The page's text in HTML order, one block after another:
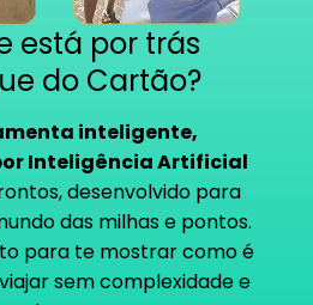
está por trás
do Cartão?
inteligente,
Inteligência Artificial
, desenvolvido para
das milhas e pontos.
para te mostrar como é
sem complexidade e